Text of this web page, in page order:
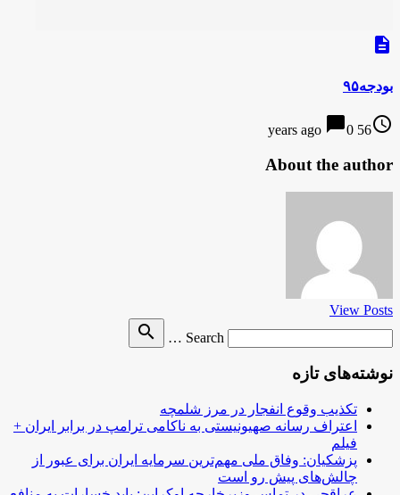
description
بودجه۹۵
access_time
56 years ago
chat_bubble0
About the author
View Posts
Search …
search
نوشته‌های تازه
تکذیب وقوع انفجار در مرز شلمچه
اعتراف رسانه صهیونیستی به ناکامی ترامپ در برابر ایران +
فیلم
پزشکیان: وفاق ملی مهم‌ترین سرمایه ایران برای عبور از
چالش‌های پیش رو است